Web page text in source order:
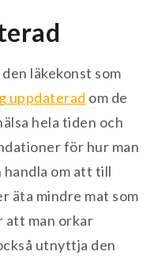
läkekonst som
uppdaterad om de
hela tiden och
för hur man
handla om att till
äta mindre mat som
att man orkar
utnyttja den